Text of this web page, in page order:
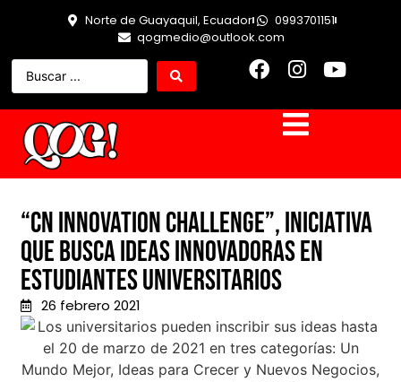
Norte de Guayaquil, Ecuador
0993701151
qogmedio@outlook.com
“CN Innovation Challenge”, iniciativa
que busca ideas innovadoras en
estudiantes universitarios
26 febrero 2021